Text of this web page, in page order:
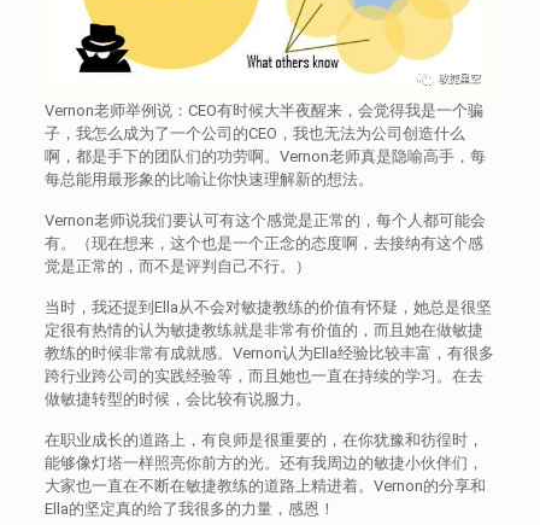
Vernon老师举例说：CEO有时候大半夜醒来，会觉得我是一个骗
子，我怎么成为了一个公司的CEO，我也无法为公司创造什么
啊，都是手下的团队们的功劳啊。Vernon老师真是隐喻高手，每
每总能用最形象的比喻让你快速理解新的想法。
Vernon老师说我们要认可有这个感觉是正常的，每个人都可能会
有。（现在想来，这个也是一个正念的态度啊，去接纳有这个感
觉是正常的，而不是评判自己不行。）
当时，我还提到Ella从不会对敏捷教练的价值有怀疑，她总是很坚
定很有热情的认为敏捷教练就是非常有价值的，而且她在做敏捷
教练的时候非常有成就感。Vernon认为Ella经验比较丰富，有很多
跨行业跨公司的实践经验等，而且她也一直在持续的学习。在去
做敏捷转型的时候，会比较有说服力。
在职业成长的道路上，有良师是很重要的，在你犹豫和彷徨时，
能够像灯塔一样照亮你前方的光。还有我周边的敏捷小伙伴们，
大家也一直在不断在敏捷教练的道路上精进着。Vernon的分享和
Ella的坚定真的给了我很多的力量，感恩！